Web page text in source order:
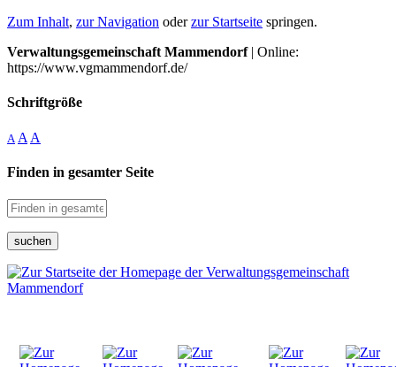
Zum Inhalt, zur Navigation oderzur Startseite springen.
Verwaltungsgemeinschaft Mammendorf| Online:
https://www.vgmammendorf.de/
Schriftgröße
A A A
Finden in gesamter Seite
suchen